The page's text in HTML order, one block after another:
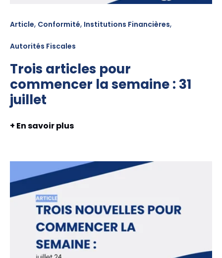
Article, Conformité, Institutions Financières,
Autorités Fiscales
Trois articles pour
commencer la semaine : 31
juillet
+ En savoir plus